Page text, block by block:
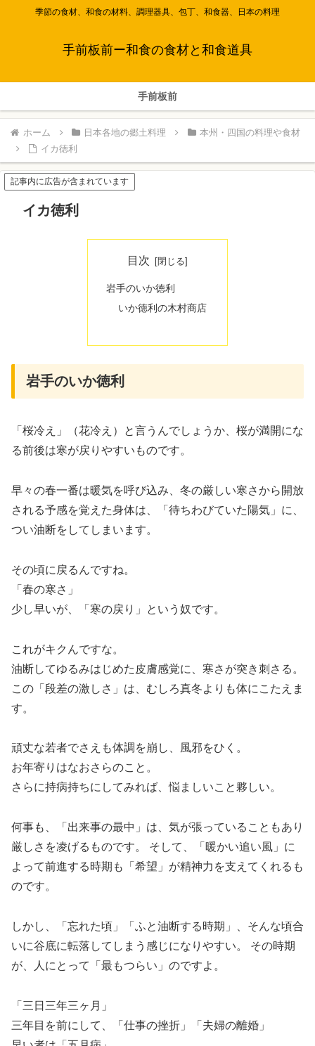
季節の食材、和食の材料、調理器具、包丁、和食器、日本の料理
手前板前ー和食の食材と和食道具
手前板前
ホーム 日本各地の郷土料理
本州・四国の料理や食材
イカ徳利
記事内に広告が含まれています
イカ徳利
目次
岩手のいか徳利
いか徳利の木村商店
岩手のいか徳利
「桜冷え」（花冷え）と言うんでしょうか、桜が満開にな
る前後は寒が戻りやすいものです。
早々の春一番は暖気を呼び込み、冬の厳しい寒さから開放
される予感を覚えた身体は、「待ちわびていた陽気」に、
つい油断をしてしまいます。
その頃に戻るんですね。
「春の寒さ」
少し早いが、「寒の戻り」という奴です。
これがキクんですな。
油断してゆるみはじめた皮膚感覚に、寒さが突き刺さる。
この「段差の激しさ」は、むしろ真冬よりも体にこたえま
す。
頑丈な若者でさえも体調を崩し、風邪をひく。
お年寄りはなおさらのこと。
さらに持病持ちにしてみれば、悩ましいこと夥しい。
何事も、「出来事の最中」は、気が張っていることもあり
厳しさを凌げるものです。 そして、「暖かい追い風」に
よって前進する時期も「希望」が精神力を支えてくれるも
のです。
しかし、「忘れた頃」「ふと油断する時期」、そんな頃合
いに谷底に転落してしまう感じになりやすい。 その時期
が、人にとって「最もつらい」のですよ。
「三日三年三ヶ月」
三年目を前にして、「仕事の挫折」「夫婦の離婚」